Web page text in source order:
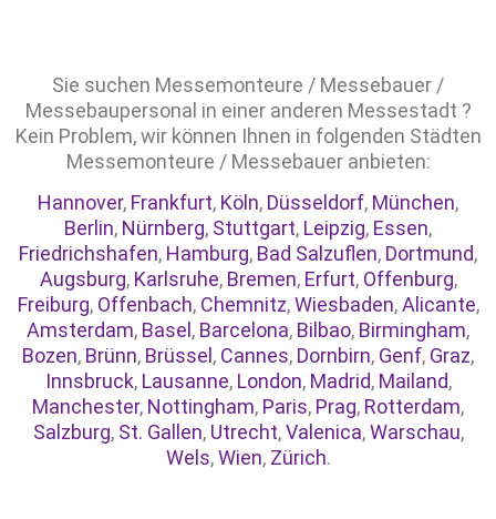
Sie suchen Messemonteure / Messebauer /
Messebaupersonal in einer anderen Messestadt ?
Kein Problem, wir können Ihnen in folgenden Städten
Messemonteure / Messebauer anbieten:
Hannover, Frankfurt, Köln, Düsseldorf, München,
Berlin, Nürnberg, Stuttgart, Leipzig, Essen,
Friedrichshafen, Hamburg, Bad Salzuflen, Dortmund,
Augsburg, Karlsruhe, Bremen, Erfurt, Offenburg,
Freiburg, Offenbach, Chemnitz,Wiesbaden,Alicante,
Amsterdam, Basel, Barcelona, Bilbao, Birmingham,
Bozen, Brünn, Brüssel, Cannes, Dornbirn, Genf, Graz,
Innsbruck, Lausanne, London, Madrid, Mailand,
Manchester, Nottingham, Paris, Prag, Rotterdam,
Salzburg, St. Gallen, Utrecht,Valenica,Warschau,
Wels,Wien, Zürich.